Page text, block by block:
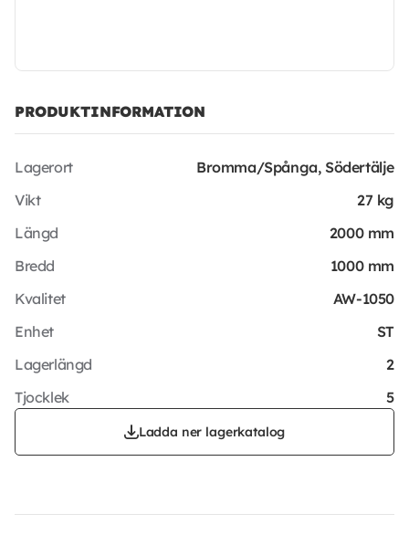
PRODUKTINFORMATION
Lagerort
Bromma/Spånga, Södertälje
Vikt
27 kg
Längd
2000 mm
Bredd
1000 mm
Kvalitet
AW-1050
Enhet
ST
Lagerlängd
2
Tjocklek
5
Ladda ner lagerkatalog